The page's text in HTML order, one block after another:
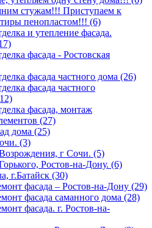
стужам!!! Приступаем к
пенопластом!!! (6)
и утепление фасада.
фасада - Ростовская
фасада частного дома (26)
фасада частного
фасада, монтаж
(27)
дома (25)
(3)
г Сочи. (5)
Ростов-на-Дону. (6)
г.Батайск (30)
фасада – Ростов-на-Дону (29)
фасада саманного дома (28)
фасада. г. Ростов-на-